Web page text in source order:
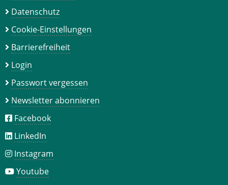
Datenschutz
Cookie-Einstellungen
Barrierefreiheit
Login
Passwort vergessen
Newsletter abonnieren
Facebook
LinkedIn
Instagram
Youtube